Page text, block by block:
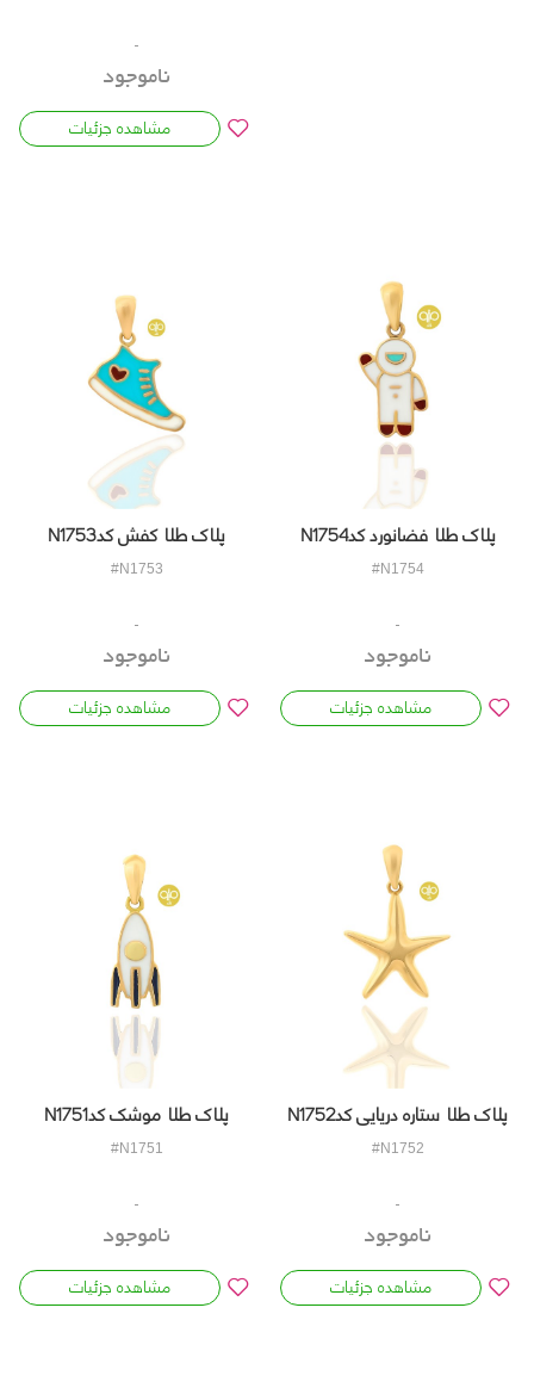
ناموجود
مشاهده جزئیات
پلاک طلا فضانورد کدN1754
#N1754
ناموجود
مشاهده جزئیات
پلاک طلا کفش کدN1753
#N1753
ناموجود
مشاهده جزئیات
پلاک طلا ستاره دریایی کدN1752
#N1752
ناموجود
مشاهده جزئیات
پلاک طلا موشک کدN1751
#N1751
ناموجود
مشاهده جزئیات